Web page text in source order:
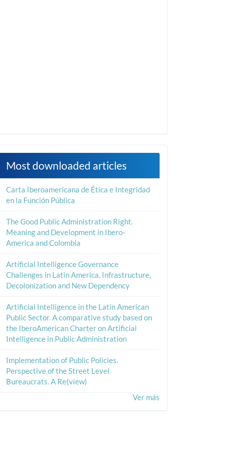
Most downloaded articles
Carta Iberoamericana de Ética e Integridad
en la Función Pública
The Good Public Administration Right.
Meaning and Development in Ibero-
America and Colombia
Artificial Intelligence Governance
Challenges in Latin America. Infrastructure,
Decolonization and New Dependency
Artificial Intelligence in the Latin American
Public Sector. A comparative study based on
the IberoAmerican Charter on Artificial
Intelligence in Public Administration
Implementation of Public Policies.
Perspective of the Street Level
Bureaucrats. A Re(view)
Ver más